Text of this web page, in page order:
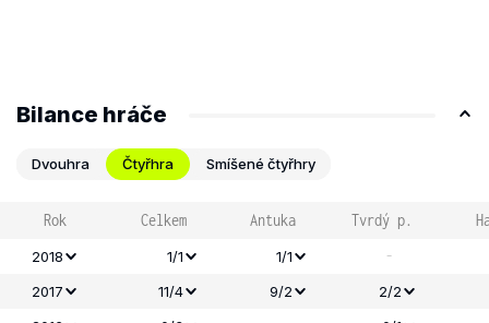
Bilance hráče
Dvouhra Čtyřhra Smíšené čtyřhry
Rok Celkem Antuka Tvrdý p.
2018 1/1 1/1 -
2017 11/4 9/2
2/2